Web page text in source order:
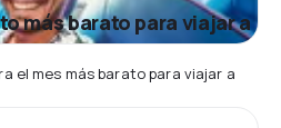
más barato para viajar a
el mes más barato para viajar a